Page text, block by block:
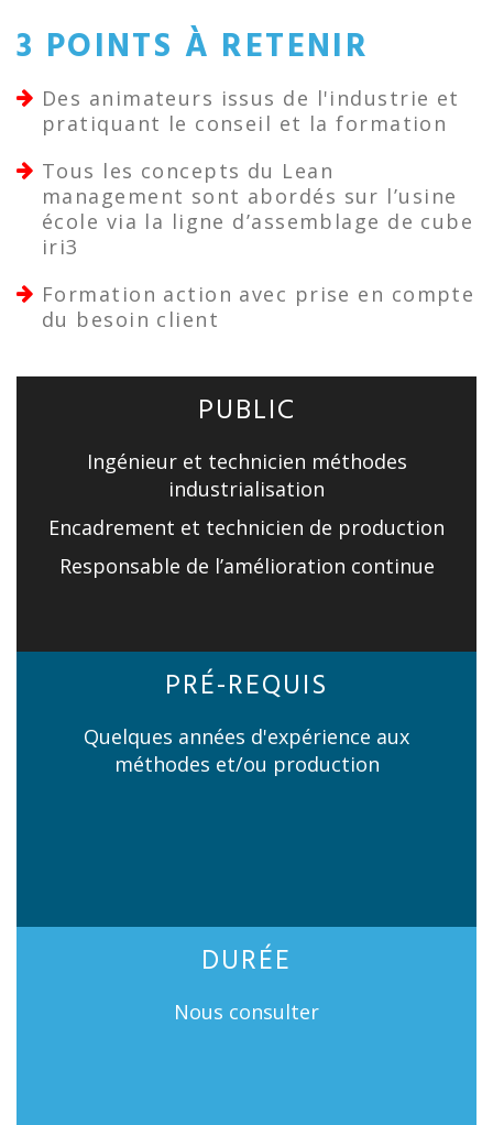
3 POINTS À RETENIR
Des animateurs issus de l'industrie et
pratiquant le conseil et la formation
Tous les concepts du Lean
management sont abordés sur l’usine
école via la ligne d’assemblage de cube
iri3
Formation action avec prise en compte
du besoin client
PUBLIC
Ingénieur et technicien méthodes
industrialisation
Encadrement et technicien de production
Responsable de l’amélioration continue
PRÉ-REQUIS
Quelques années d'expérience aux
méthodes et/ou production
DURÉE
Nous consulter